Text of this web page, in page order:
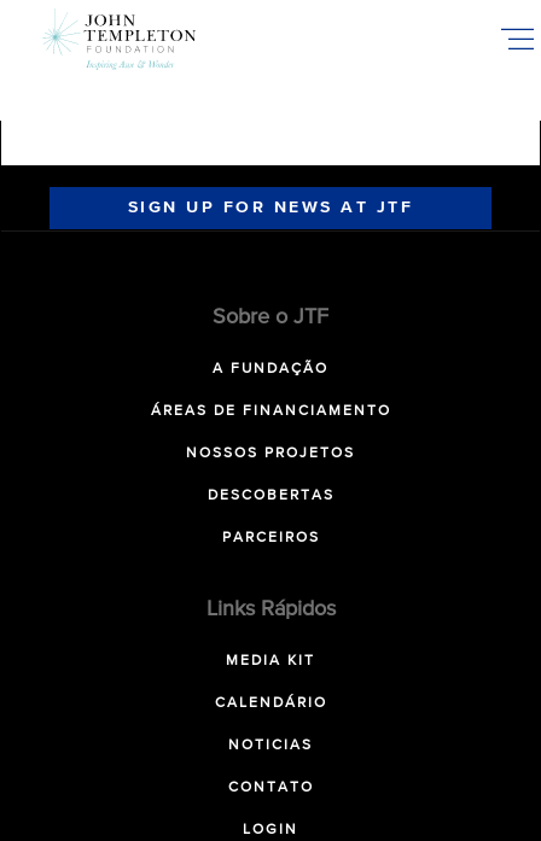
SIGN UP FOR NEWS AT JTF
Sobre o JTF
A FUNDAÇÃO
ÁREAS DE FINANCIAMENTO
NOSSOS PROJETOS
DESCOBERTAS
PARCEIROS
Links Rápidos
MEDIA KIT
CALENDÁRIO
NOTICIAS
CONTATO
LOGIN